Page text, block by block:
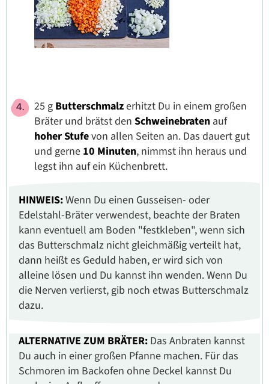
25 g Butterschmalzerhitzt Du in einem großen
Bräter und brätst den Schweinebraten auf
hoher Stufevon allen Seiten an. Das dauert gut
und gerne 10 Minuten, nimmst ihn heraus und
legst ihn auf ein Küchenbrett.
HINWEIS:Wenn Du einen Gusseisen- oder
Edelstahl-Bräter verwendest, beachte der Braten
kann eventuell am Boden "festkleben", wenn sich
das Butterschmalz nicht gleichmäßig verteilt hat,
dann heißt es Geduld haben, er wird sich von
alleine lösen und Du kannst ihn wenden. Wenn Du
die Nerven verlierst, gib noch etwas Butterschmalz
dazu.
ALTERNATIVE ZUM BRÄTER: Das Anbraten kannst
Du auch in einer großen Pfanne machen. Für das
Schmoren im Backofen ohne Deckel kannst Du